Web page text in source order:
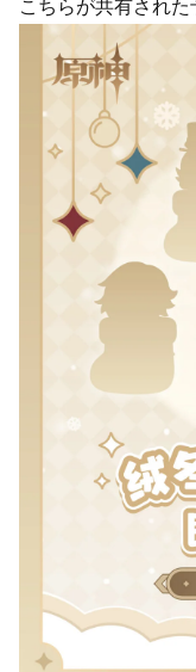
こちらが共有された